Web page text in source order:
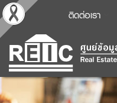
ติดต่อเรา